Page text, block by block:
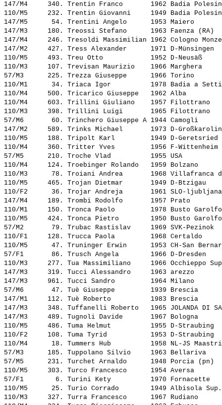
147/M4     340. Trentin Franco
1962 Badia
110/M5     232. Trentin Giovanni
1949 Badia
147/M5      54. Trentini Angelo
1953 Maiero
147/M3     180. Treossi Stefano
1963 Faenza
147/M4     246. Tresoldi Massimilian 1962 Cologno
147/M2     427. Tress Alexander
1971 D-
110/M5     493. Treu Otto
1952 D-Neusäß
110/M3     107. Trevisan Maurizio
1966 Marghera
57/M3      225. Trezza Giuseppe
1966 Torino
110/M1      34. Triaca Igor
1978 Badia a
110/M4     500. Tricarico Giuseppe
1962 Alba
110/M4     603. Trillini Giuliano
1957
110/M3     398. Trillini Luigi
1965
57/M6       60. Trinchero Giuseppe A 1944 Camogli
147/M2     589. Trinks Michael
1973 D-
110/M5     188. Tripolt Karl
1949 D-
110/M4     360. Tritter Yves
1956 F-
57/M5      210. Troche Vlad
1955 USA
110/M4     124. Troebinger Rolando
1959 Bolzano
110/M3      78. Troiani Andrea
1968 Villafranca
110/M5     465. Trojan Dietmar
1949 D-
110/F2      36. Trojar Andreja
1961 SLO-
147/M4     189. Trombi Rodolfo
1957 Prato
110/M1     150. Tronca Paolo
1978 Busto
110/M5     424. Tronca Pietro
1950 Busto
57/M2       79. Trubac Rastislav
1969 SVK-
110/F1     128. Trucca Paola
1968 Certaldo
110/M5      47. Truninger Erwin
1953 CH-San
57/F1       86. Trusch Angela
1966 D-
110/M3     277. Tua Massimiliano
1966 Occhieppo
147/M3     319. Tucci Alessandro
1963 arezzo
147/M3     961. Tucci Sandro
1964 Milano
57/M6       47. Tuè Giuseppe
1939 Brescia
147/M1     112. Tuè Roberto
1983 Brescia
147/M3     348. Tuffanelli Roberto
1965 JOLANDA
147/M3     489. Tugnoli Davide
1967 Bologna
110/M5     486. Tuma Helmut
1955 D-
110/F2     108. Tuma Tyrid
1953 D-
110/M4      18. Tummers Hub
1958 NL-JS
57/M3      185. Tuppolano Silvio
1963 Bellariva
57/M5      231. Turchet Arnaldo
1948 Porcia
110/M5     303. Turco Francesco
1954 Aversa
57/F1        6. Turini Kety
1970
110/M5      25. Turio Corrado
1949 Albisola
110/M3     327. Turra Francesco
1967 Rudiano